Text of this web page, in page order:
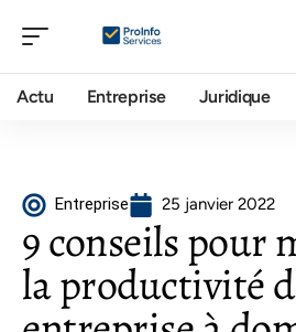
Actu Entreprise Juridique
Entreprise 25 janvier 2022
9 conseils pour
la productivité